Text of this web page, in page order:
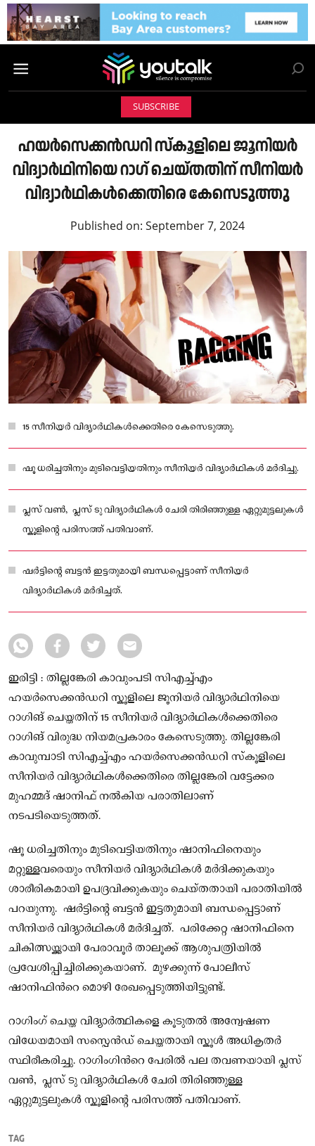
SUBSCRIBE
ഹയർസെക്കൻഡറി സ്കൂളിലെ ജൂനിയർ
വിദ്യാർഥിനിയെ റാഗ് ചെയ്തതിന് സീനിയർ
വിദ്യാർഥികൾക്കെതിരെ കേസെടുത്തു
Published on: September 7, 2024
15 സീനിയർ വിദ്യാർഥികൾക്കെതിരെ കേസെടുത്തു.
ഷൂ ധരിച്ചതിനും മുടിവെട്ടിയതിനും സീനിയർ വിദ്യാർഥികൾ മർദിച്ചു.
പ്ലസ് വണ്‍, പ്ലസ് ടു വിദ്യാർഥികള്‍ ചേരി തിരിഞ്ഞുള്ള ഏറ്റുമുട്ടലുകൾ
സ്കൂളിന്റെ പരിസത്ത് പതിവാണ്.
ഷർട്ടിൻ്റെ ബട്ടൻ ഇട്ടതുമായി ബന്ധപ്പെട്ടാണ് സീനിയർ
വിദ്യാർഥികൾ മർദിച്ചത്.
ഇരിട്ടി : തില്ലങ്കേരി കാവുംപടി സിഎച്ച്എം
ഹയർസെക്കൻഡറി സ്കൂളിലെ ജൂനിയർ വിദ്യാർഥിനിയെ
റാഗിങ് ചെയ്തതിന് 15 സീനിയർ വിദ്യാർഥികൾക്കെതിരെ
റാഗിങ് വിരുദ്ധ നിയമപ്രകാരം കേസെടുത്തു. തില്ലങ്കേരി
കാവുമ്പാടി സിഎച്ച്എം ഹയർസെക്കൻഡറി സ്‌കൂളിലെ
സീനിയർ വിദ്യാർഥികൾക്കെതിരെ തില്ലങ്കേരി വട്ടേക്കര
മുഹമ്മദ് ഷാനിഫ് നൽകിയ പരാതിലാണ്
നടപടിയെടുത്തത്.
ഷൂ ധരിച്ചതിനും മുടിവെട്ടിയതിനും ഷാനിഫിനെയും
മറ്റുള്ളവരെയും സീനിയർ വിദ്യാർഥികൾ മർദിക്കുകയും
ശാരീരികമായി ഉപദ്രവിക്കുകയും ചെയ്‌തതായി പരാതിയിൽ
പറയുന്നു. ഷർട്ടിൻ്റെ ബട്ടൻ ഇട്ടതുമായി ബന്ധപ്പെട്ടാണ്
സീനിയർ വിദ്യാർഥികൾ മർദിച്ചത്. പരിക്കേറ്റ ഷാനിഫിനെ
ചികിത്സയ്ക്കായി പേരാവൂർ താലൂക്ക് ആശുപത്രിയിൽ
പ്രവേശിപ്പിച്ചിരിക്കുകയാണ്. മുഴക്കുന്ന് പോലീസ്
ഷാനിഫിന്‍റെ മൊഴി രേഖപ്പെടുത്തിയിട്ടുണ്ട്.
റാഗിംഗ് ചെയ്ത വിദ്യാർത്ഥികളെ കൂടുതൽ അന്വേഷണ
വിധേയമായി സസ്പെൻഡ് ചെയ്തതായി സ്കൂൾ അധികൃതർ
സ്ഥിരീകരിച്ചു. റാഗിംഗിന്‍റെ പേരില്‍ പല തവണയായി പ്ലസ്
വണ്‍, പ്ലസ് ടു വിദ്യാർഥികള്‍ ചേരി തിരിഞ്ഞുള്ള
ഏറ്റുമുട്ടലുകൾ സ്കൂളിന്റെ പരിസത്ത് പതിവാണ്.
TAG